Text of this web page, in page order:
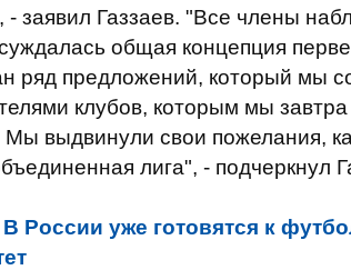
- заявил Газзаев. "Все члены
общая концепция
ряд предложений, который мы
клубов, которым мы
выдвинули свои пожелания,
лига", - подчеркнул
В России уже готовятся к